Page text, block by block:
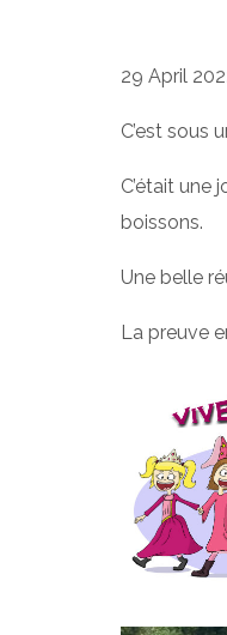
29 April
C’est sous
C’était une
boissons.
Une belle
La preuve